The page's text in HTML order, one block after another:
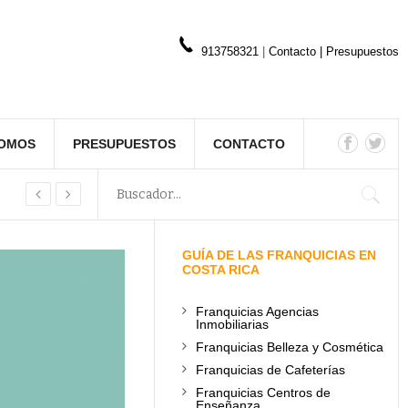
913758321 Contacto Presupuestos
PRESUPUESTOS CONTACTO
GUÍA DE LAS FRANQUICIAS EN
COSTA RICA
Franquicias Agencias
Inmobiliarias
Franquicias Belleza y Cosmética
Franquicias de Cafeterías
Franquicias Centros de